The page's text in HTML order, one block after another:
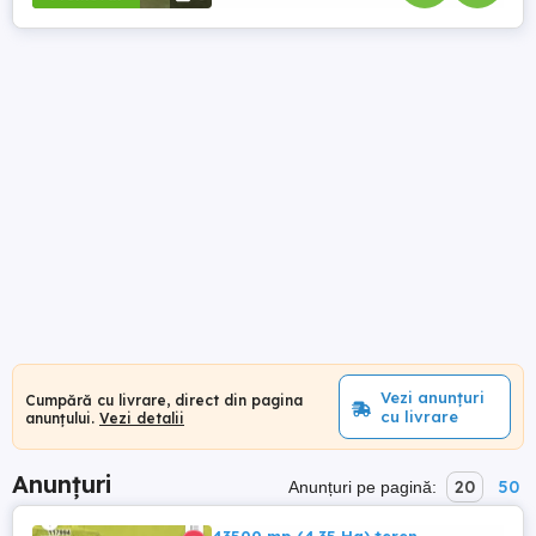
Cumpără cu livrare, direct din pagina
anunțului. Vezi detalii
Vezi anunțuri
cu livrare
Anunțuri Anunțuri pe pagină: 20 50